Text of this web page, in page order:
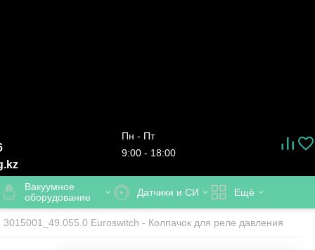
Пн - Пт
9:00 - 18:00
Вакуумное
оборудование
Датчики и СИ Ещё
3015001_49.055.0 Euroswitch - Колпачок для реле давления